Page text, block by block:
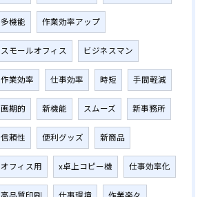
多機能 作業効率アップ
スモールオフィス ビジネスマン
作業効率 仕事効率 時短 手間軽減
画期的 新機能 スムーズ 新事務所
信頼性 便利グッズ 新商品
オフィス用 x卓上コピー機 仕事効率化